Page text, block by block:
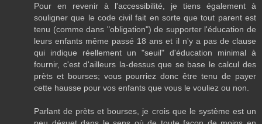
Pour en revenir à l'accessibilité, je tiens également à
souligner que le code civil fait en sorte que tout parent est
tenu (comme dans "obligation") de supporter l'éducation de
leurs enfants même passé 18 ans et il n'y a pas de clause
qui indique réellement un "seuil" d'éducation minimal à
fournir, c'est d'ailleurs la-dessus que se base le calcul des
prèts et bourses; vous pourriez donc être tenu de payer
cette hausse pour vos enfants que vous le vouliez ou non.
Parlant de prèts et bourses, je crois que le système est un